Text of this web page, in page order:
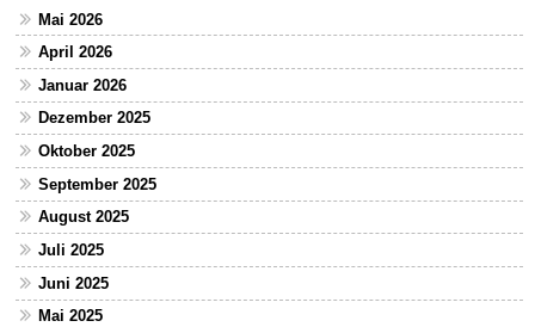
Mai 2026
April 2026
Januar 2026
Dezember 2025
Oktober 2025
September 2025
August 2025
Juli 2025
Juni 2025
Mai 2025